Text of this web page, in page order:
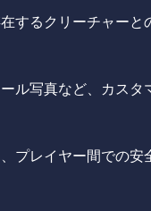
するクリーチャー
ル写真など、カスタ
レイヤー間での安